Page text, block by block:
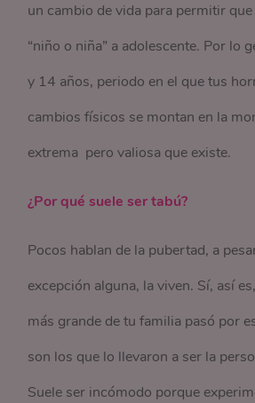
un cambio de vida para permitir
“niño o niña” a adolescente. Por lo
y 14 años, periodo en el que tus
cambios físicos se montan en la
extrema pero valiosa que existe.
¿Por qué suele ser tabú?
Pocos hablan de la pubertad, a
excepción alguna, la viven. Sí, así
más grande de tu familia pasó por
son los que lo llevaron a ser la
Suele ser incómodo porque